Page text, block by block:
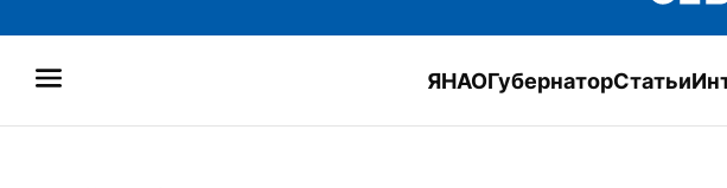
ЯНАОГубернаторСтатьи